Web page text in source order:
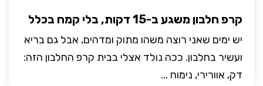
קרפ חלבון משגע ב-15 דקות, בלי קמח בכלל
יש ימים שאני רוצה משהו מתוק ומדהים, אבל גם בריא
ועשיר בחלבון. ככה נולד אצלי בבית קרפ החלבון הזה:
דק, אוורירי, נימוח ...